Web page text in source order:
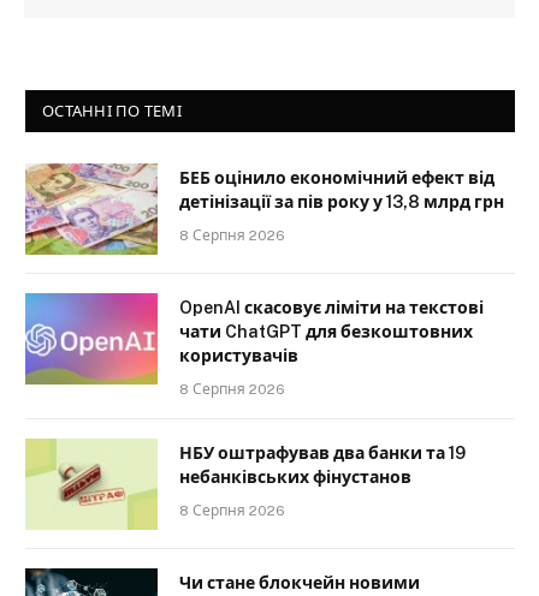
ОСТАННІ ПО ТЕМІ
БЕБ оцінило економічний ефект від
детінізації за пів року у 13,8 млрд грн
8 Серпня 2026
OpenAI скасовує ліміти на текстові
чати ChatGPT для безкоштовних
користувачів
8 Серпня 2026
НБУ оштрафував два банки та 19
небанківських фінустанов
8 Серпня 2026
Чи стане блокчейн новими